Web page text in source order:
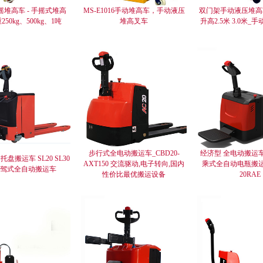
堆高车 - 手摇式堆高
、500kg、1吨
MS-E1016手动堆高车，手动液压
堆高叉车
双门架手动液压堆
升高2.5米 3.0米_手
盘搬运车 SL20 SL30
式全自动搬运车
步行式全电动搬运车_CBD20-
AXT150 交流驱动,电子转向,国内
性价比最优搬运设备
经济型 全电动搬运
乘式全自动电瓶搬
20RAE